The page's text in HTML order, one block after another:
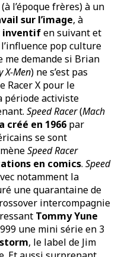
(à l’époque frères) à un
sur l’image, à
inventifen suivant et
pop culture
me demande si Brian
X-Men) ne s’est pas
Racer X pour le
période activiste
Speed Racer(Mach
créé en 1966 par
se sont
Speed Racer
en comics. Speed
notamment la
une quarantaine de
intercompagnie
Tommy Yune
une mini série en 3
, le label de Jim